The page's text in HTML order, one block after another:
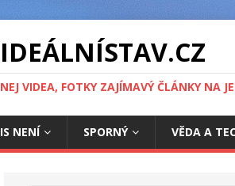
IDEÁLNÍSTAV.CZ
NEJ VIDEA, FOTKY ZAJÍMAVÝ ČLÁNKY NA
IS NENÍ SPORNÝ VĚDA A